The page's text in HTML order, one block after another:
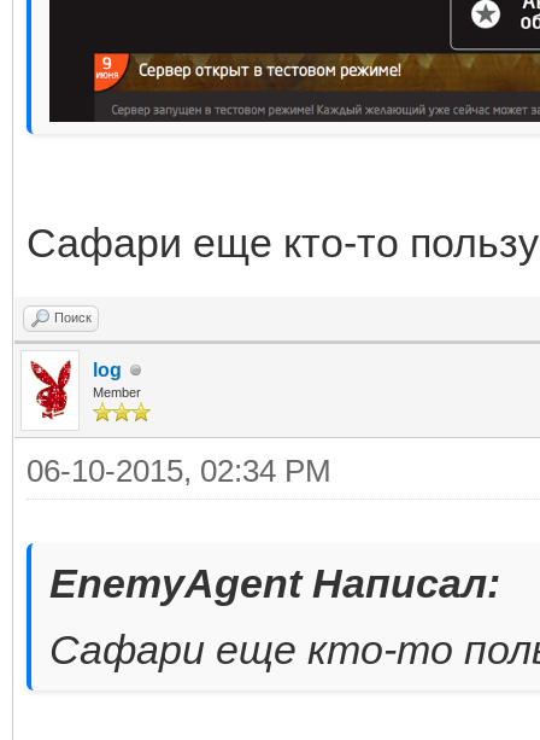
Сафари еще кто-то
Поиск
log
Member
06-10-2015, 02:34 PM
EnemyAgent Написал:
Сафари еще кто-то